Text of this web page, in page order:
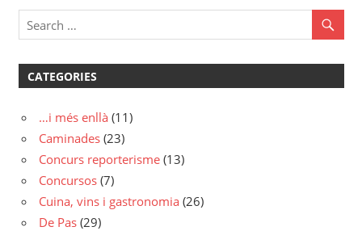
CATEGORIES
…i més enllà (11)
Caminades (23)
Concurs reporterisme (13)
Concursos (7)
Cuina, vins i gastronomia (26)
De Pas (29)